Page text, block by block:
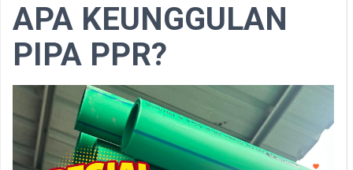
APA KEUNGGULAN
PIPA PPR?